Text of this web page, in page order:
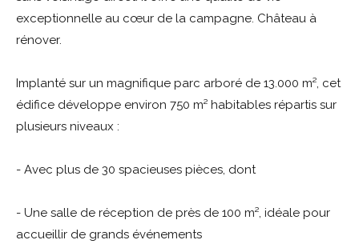
exceptionnelle au cœur de la campagne. Château à
rénover.
Implanté sur un magnifique parc arboré de 13.000 m², cet
édifice développe environ 750 m² habitables répartis sur
plusieurs niveaux :
- Avec plus de 30 spacieuses pièces, dont
- Une salle de réception de près de 100 m², idéale pour
accueillir de grands événements